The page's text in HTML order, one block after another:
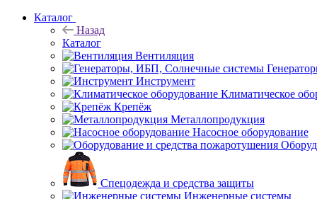
Каталог
Назад
Каталог
Вентиляция
Инструмент
Климатическое
Крепёж
Металлопродукция
Насосное оборудование
Спецодежда и средства защиты
Инженерные системы